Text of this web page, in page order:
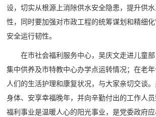
设，切实从根源上消除供水安全隐患，提升供
性，同时要加强对市政工程的统筹谋划和精细
安全运行韧性。
在市社会福利服务中心，吴庆文走进儿童
集中供养及市特教中心办学点运转情况；在老
人们的生活护理和康复状况，与大家亲切交谈
身体、安享幸福晚年，并向辛勤付出的工作人员
福利事业是温暖人心的阳光事业，是党委政府